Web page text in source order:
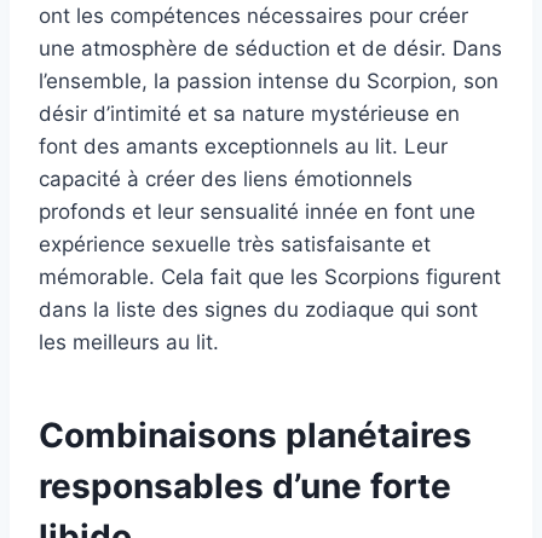
ont les compétences nécessaires pour créer
une atmosphère de séduction et de désir. Dans
l’ensemble, la passion intense du Scorpion, son
désir d’intimité et sa nature mystérieuse en
font des amants exceptionnels au lit. Leur
capacité à créer des liens émotionnels
profonds et leur sensualité innée en font une
expérience sexuelle très satisfaisante et
mémorable. Cela fait que les Scorpions figurent
dans la liste des signes du zodiaque qui sont
les meilleurs au lit.
Combinaisons planétaires
responsables d’une forte